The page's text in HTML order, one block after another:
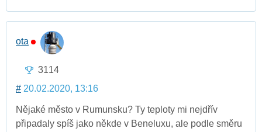
ota
3114
# 20.02.2020, 13:16
Nějaké město v Rumunsku? Ty teploty mi nejdřív
připadaly spíš jako někde v Beneluxu, ale podle směru